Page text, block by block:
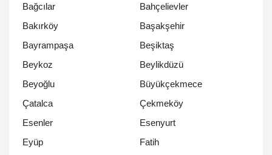
Bağcılar
Bahçelievler
Bakırköy
Başakşehir
Bayrampaşa
Beşiktaş
Beykoz
Beylikdüzü
Beyoğlu
Büyükçekmece
Çatalca
Çekmeköy
Esenler
Esenyurt
Eyüp
Fatih